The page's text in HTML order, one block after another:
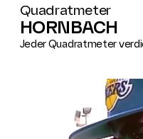
Quadratmeter
HORNBACH
Jeder Quadratmeter